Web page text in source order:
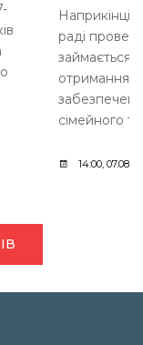
Наприкінці
раді
займається
отримання
сімейного
14:00,